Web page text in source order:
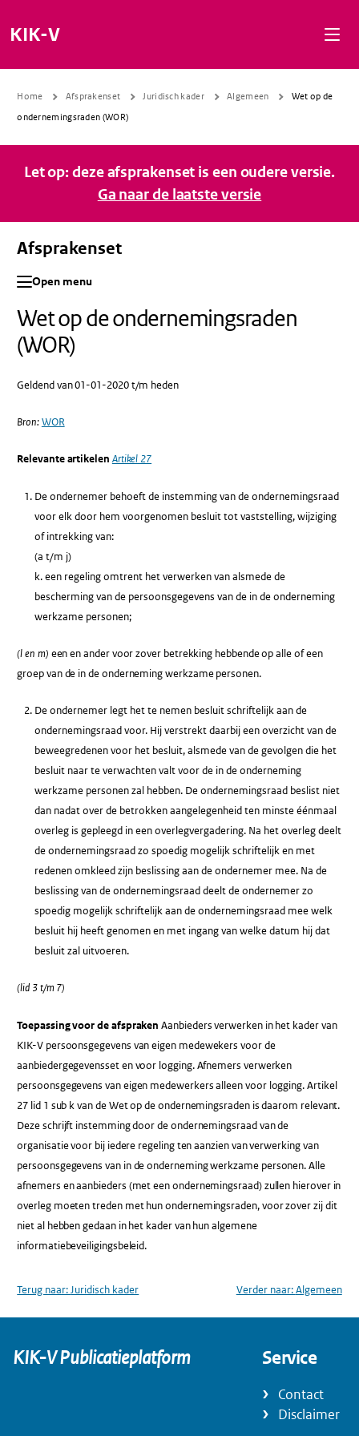
KIK-V
Home Afsprakenset Juridisch kader Algemeen
Wet op de
ondernemingsraden (WOR)
Let op: deze afsprakenset is een oudere versie.
Ga naar de laatste versie
Afsprakenset
Open menu
Wet op de ondernemingsraden
(WOR)
Geldend van 01-01-2020 t/m heden
Bron:WOR
Relevante artikelen Artikel 27
De ondernemer behoeft de instemming van de ondernemingsraad
voor elk door hem voorgenomen besluit tot vaststelling, wijziging
of intrekking van:
(a t/m j)
k. een regeling omtrent het verwerken van alsmede de
bescherming van de persoonsgegevens van de in de onderneming
werkzame personen;
(l en m) een en ander voor zover betrekking hebbende op alle of een
groep van de in de onderneming werkzame personen.
De ondernemer legt het te nemen besluit schriftelijk aan de
ondernemingsraad voor. Hij verstrekt daarbij een overzicht van de
beweegredenen voor het besluit, alsmede van de gevolgen die het
besluit naar te verwachten valt voor de in de onderneming
werkzame personen zal hebben. De ondernemingsraad beslist niet
dan nadat over de betrokken aangelegenheid ten minste éénmaal
overleg is gepleegd in een overlegvergadering. Na het overleg deelt
de ondernemingsraad zo spoedig mogelijk schriftelijk en met
redenen omkleed zijn beslissing aan de ondernemer mee. Na de
beslissing van de ondernemingsraad deelt de ondernemer zo
spoedig mogelijk schriftelijk aan de ondernemingsraad mee welk
besluit hij heeft genomen en met ingang van welke datum hij dat
besluit zal uitvoeren.
(lid 3 t/m 7)
Toepassing voor de afspraken Aanbieders verwerken in het kader van
KIK-V persoonsgegevens van eigen medewekers voor de
aanbiedergegevensset en voor logging. Afnemers verwerken
persoonsgegevens van eigen medewerkers alleen voor logging. Artikel
27 lid 1 sub k van de Wet op de ondernemingsraden is daarom relevant.
Deze schrijft instemming door de ondernemingsraad van de
organisatie voor bij iedere regeling ten aanzien van verwerking van
persoonsgegevens van in de onderneming werkzame personen. Alle
afnemers en aanbieders (met een ondernemingsraad) zullen hierover in
overleg moeten treden met hun ondernemingsraden, voor zover zij dit
niet al hebben gedaan in het kader van hun algemene
informatiebeveiligingsbeleid.
Terug naar:Juridisch kader Verder naar:Algemeen
KIK-V Publicatieplatform Service
Contact
Disclaimer